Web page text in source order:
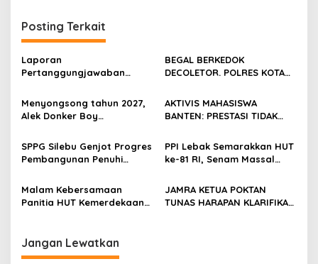
Posting Terkait
Laporan
Pertanggungjawaban
Panitia Milad KKPMP ke-15
Resmi Ditutup
BEGAL BERKEDOK
DECOLETOR. POLRES KOTA
TEGAS
Menyongsong tahun 2027,
Alek Donker Boy
SerangPost.com, mengajak
seluruh jajaran untuk terus
meningkatkan
menjalankan tugas
jurnalistik
AKTIVIS MAHASISWA
BANTEN: PRESTASI TIDAK
KETIDAKADILAN
SPPG Silebu Genjot Progres
Pembangunan Penuhi
Kabupaten Serang
PPI Lebak Semarakkan HUT
ke-81 RI, Senam Massal
Temu Kangen
Malam Kebersamaan
Panitia HUT Kemerdekaan
Desa Silebu Kec .Kragilan
JAMRA KETUA POKTAN
TUNAS HARAPAN KLARIFIKASI
Jangan Lewatkan